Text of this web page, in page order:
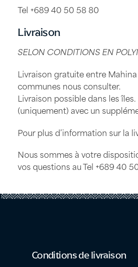
Tel +689 40 50 58 80
Livraison
SELON CONDITIONS EN
Livraison gratuite entre
communes nous consulter.
Livraison possible dans les
(uniquement) avec un
Pour plus d’information sur la
Nous sommes à votre
vos questions au Tel +689 40
Conditions de livraison